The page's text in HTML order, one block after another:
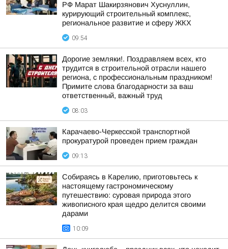
РФ Марат Шакирзянович Хуснуллин,
курирующий строительный комплекс,
региональное развитие и сферу ЖКХ
09:54
Дорогие земляки!. Поздравляем всех, кто
трудится в строительной отрасли нашего
региона, с профессиональным праздником!
Примите слова благодарности за ваш
ответственный, важный труд
08:03
Карачаево-Черкесской транспортной
прокуратурой проведен прием граждан
09:13
Собираясь в Карелию, приготовьтесь к
настоящему гастрономическому
путешествию: суровая природа этого
живописного края щедро делится своими
дарами
10:09